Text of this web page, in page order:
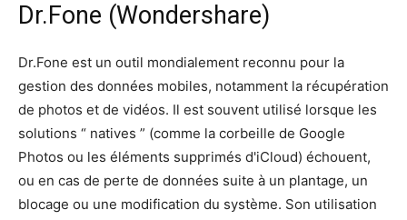
Dr.Fone (Wondershare)
Dr.Fone est un outil mondialement reconnu pour la
gestion des données mobiles, notamment la récupération
de photos et de vidéos. Il est souvent utilisé lorsque les
solutions “ natives ” (comme la corbeille de Google
Photos ou les éléments supprimés d'iCloud) échouent,
ou en cas de perte de données suite à un plantage, un
blocage ou une modification du système. Son utilisation